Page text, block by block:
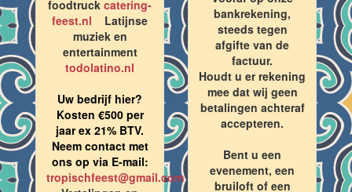
foodtruck catering-
feest.nl Latijnse
muziek en
entertainment
todolatino.nl
Uw bedrijf hier?
Kosten €500 per
jaar ex 21% BTV.
Neem contact met
ons op via E-mail:
tropischfeest@gmail.com
bankrekening,
steeds tegen
afgifte van de
factuur.
Houdt u er rekening
mee dat wij geen
betalingen achteraf
accepteren.
Bent u een
evenement, een
bruiloft of een